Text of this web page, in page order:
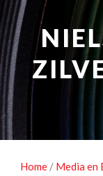
Home / Media en